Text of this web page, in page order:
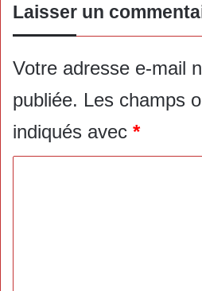
Laisser un
Votre adresse e-mail
publiée. Les champs
indiqués avec *